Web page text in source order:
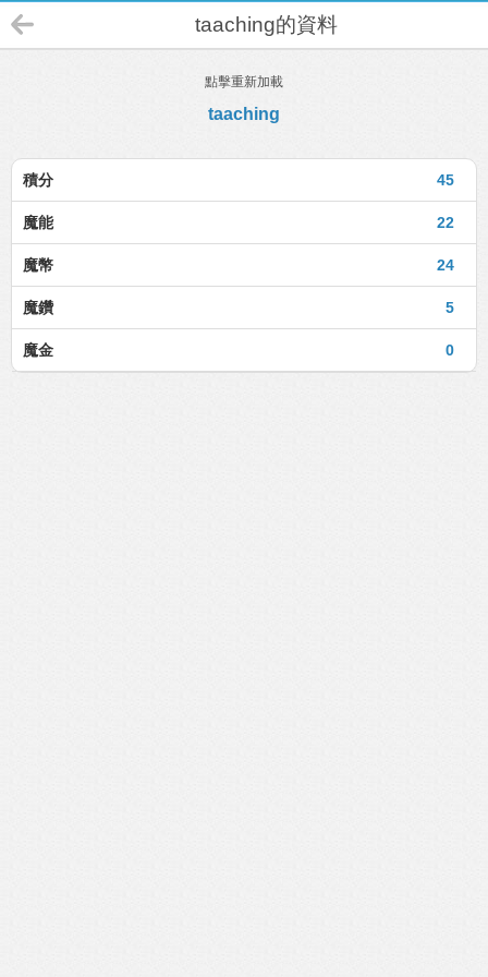
taaching的資料
點擊重新加載
taaching
45
積分
22
魔能
24
魔幣
5
魔鑽
0
魔金